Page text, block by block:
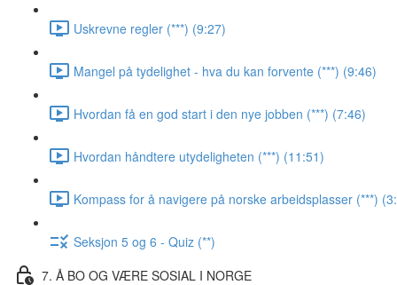
Uskrevne regler (***) (9:27)
Mangel på tydelighet - hva du kan forvente (***) (9:46)
Hvordan få en god start i den nye jobben (***) (7:46)
Hvordan håndtere utydeligheten (***) (11:51)
Kompass for å navigere på norske arbeidsplasser (***)
Seksjon 5 og 6 - Quiz (**)
7. Å BO OG VÆRE SOSIAL I NORGE